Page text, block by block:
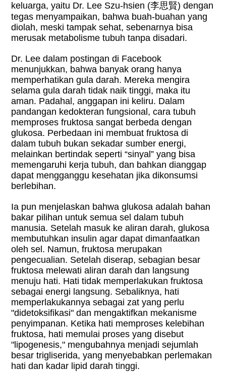
keluarga, yaitu Dr. Lee Szu-hsien (李思賢) dengan
tegas menyampaikan, bahwa buah-buahan yang
diolah, meski tampak sehat, sebenarnya bisa
merusak metabolisme tubuh tanpa disadari.
Dr. Lee dalam postingan di Facebook
menunjukkan, bahwa banyak orang hanya
memperhatikan gula darah. Mereka mengira
selama gula darah tidak naik tinggi, maka itu
aman. Padahal, anggapan ini keliru. Dalam
pandangan kedokteran fungsional, cara tubuh
memproses fruktosa sangat berbeda dengan
glukosa. Perbedaan ini membuat fruktosa di
dalam tubuh bukan sekadar sumber energi,
melainkan bertindak seperti “sinyal” yang bisa
memengaruhi kerja tubuh, dan bahkan dianggap
dapat mengganggu kesehatan jika dikonsumsi
berlebihan.
Ia pun menjelaskan bahwa glukosa adalah bahan
bakar pilihan untuk semua sel dalam tubuh
manusia. Setelah masuk ke aliran darah, glukosa
membutuhkan insulin agar dapat dimanfaatkan
oleh sel. Namun, fruktosa merupakan
pengecualian. Setelah diserap, sebagian besar
fruktosa melewati aliran darah dan langsung
menuju hati. Hati tidak memperlakukan fruktosa
sebagai energi langsung. Sebaliknya, hati
memperlakukannya sebagai zat yang perlu
"didetoksifikasi" dan mengaktifkan mekanisme
penyimpanan. Ketika hati memproses kelebihan
fruktosa, hati memulai proses yang disebut
"lipogenesis," mengubahnya menjadi sejumlah
besar trigliserida, yang menyebabkan perlemakan
hati dan kadar lipid darah tinggi.